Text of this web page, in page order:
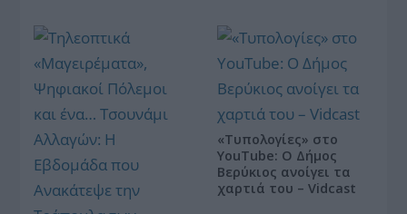
«Τυπολογίες» στο
YouTube: Ο Δήμος
Βερύκιος ανοίγει τα
χαρτιά του – Vidcast